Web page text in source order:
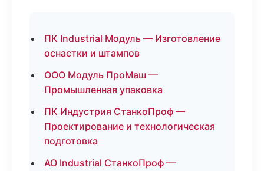
ПК Industrial Модуль — Изготовление
оснастки и штампов
ООО Модуль ПроМаш —
Промышленная упаковка
ПК Индустрия СтанкоПроф —
Проектирование и технологическая
подготовка
АО Industrial СтанкоПроф —